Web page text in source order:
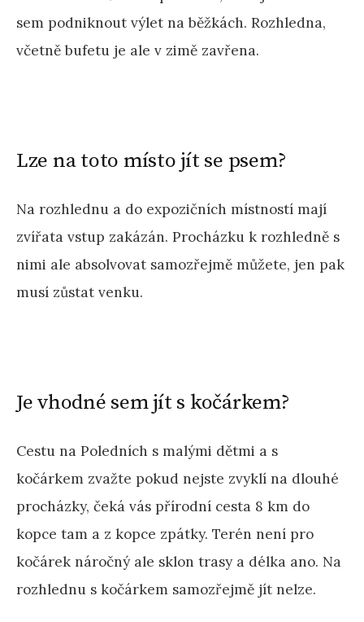
sem podniknout výlet na běžkách. Rozhledna,
včetně bufetu je ale v zimě zavřena.
Lze na toto místo jít se psem?
Na rozhlednu a do expozičních místností mají
zvířata vstup zakázán. Procházku k rozhledně s
nimi ale absolvovat samozřejmě můžete, jen pak
musí zůstat venku.
Je vhodné sem jít s kočárkem?
Cestu na Poledních s malými dětmi a s
kočárkem zvažte pokud nejste zvyklí na dlouhé
procházky, čeká vás přírodní cesta 8 km do
kopce tam a z kopce zpátky. Terén není pro
kočárek náročný ale sklon trasy a délka ano. Na
rozhlednu s kočárkem samozřejmě jít nelze.